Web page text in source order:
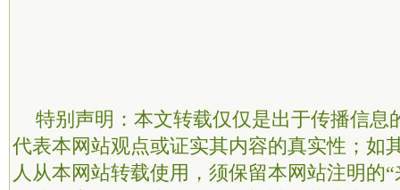
特别声明：本文转载仅仅是出于传播信息
代表本网站观点或证实其内容的真实性；如
人从本网站转载使用，须保留本网站注明的